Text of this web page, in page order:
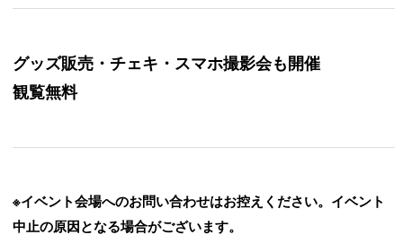
グッズ販売・チェキ・スマホ撮影会も開催
観覧無料
※イベント会場へのお問い合わせはお控えください。イベント
中止の原因となる場合がございます。